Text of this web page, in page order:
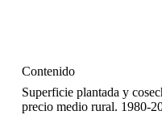
Contenido
Superficie plantada y
precio medio rural. 1980-